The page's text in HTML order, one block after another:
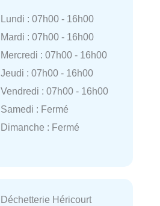
Lundi : 07h00 - 16h00
Mardi : 07h00 - 16h00
Mercredi : 07h00 - 16h00
Jeudi : 07h00 - 16h00
Vendredi : 07h00 - 16h00
Samedi : Fermé
Dimanche : Fermé
Déchetterie Héricourt